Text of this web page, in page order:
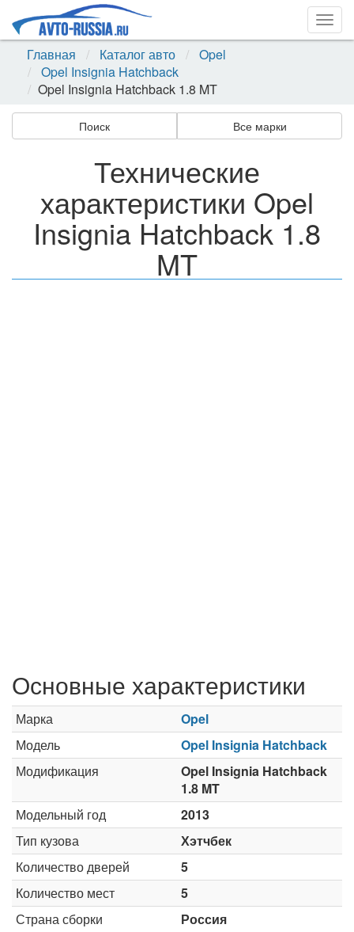
Главная
Каталог авто
Opel
Opel Insignia Hatchback
Opel Insignia Hatchback 1.8 MT
Поиск Все марки
Технические
характеристики Opel
Insignia Hatchback 1.8
MT
Основные характеристики
Марка
Opel
Модель
Opel Insignia Hatchback
Модификация
Opel Insignia Hatchback
1.8 MT
Модельный год
2013
Тип кузова
Хэтчбек
Количество дверей
5
Количество мест
5
Страна сборки
Россия